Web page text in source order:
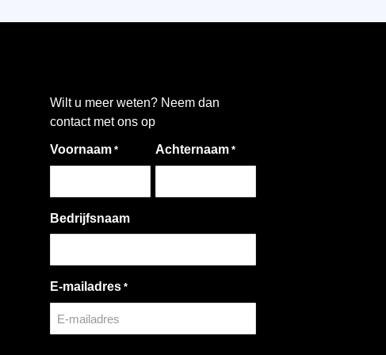
Wilt u meer weten? Neem dan
contact met ons op
Voornaam * Achternaam *
Bedrijfsnaam
E-mailadres *